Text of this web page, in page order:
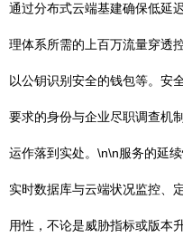
通过分布式云端基建确保低延
理体系所需的上百万流量穿透
以公钥识别安全的钱包等。
要求的身份与企业尽职调查机
运作落到实处。\n\n服务的延
实时数据库与云端状况监控、
用性，不论是威胁指标或版本